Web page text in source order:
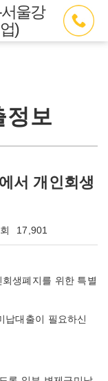
울강
)
정보
서 개인회생
17,901
생폐지를 위한 특별
납대출이 필요하신